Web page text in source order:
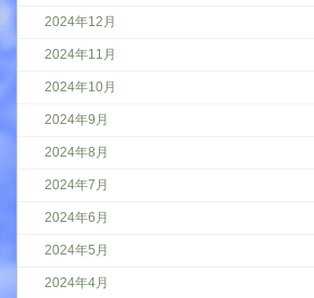
2024年12月
2024年11月
2024年10月
2024年9月
2024年8月
2024年7月
2024年6月
2024年5月
2024年4月